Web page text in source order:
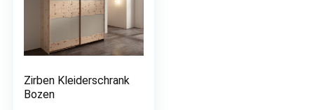
Zirben Kleiderschrank
Bozen